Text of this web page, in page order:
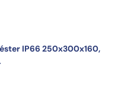
IP66 250x300x160,